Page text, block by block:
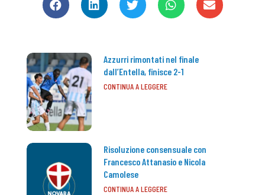
Azzurri rimontati nel finale
dall’Entella, finisce 2-1
CONTINUA A LEGGERE
Risoluzione consensuale con
Francesco Attanasio e Nicola
Camolese
CONTINUA A LEGGERE